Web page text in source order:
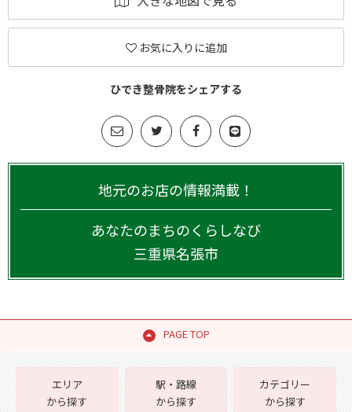
お気に入りに追加
ひでき整骨院をシェアする
地元のお店の情報満載！
あなたのまちのくらしなび
三重県名張市
PAGE TOP
エリア
から探す
駅・路線
から探す
カテゴリー
から探す